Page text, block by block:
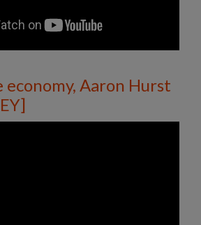
economy, Aaron Hurst